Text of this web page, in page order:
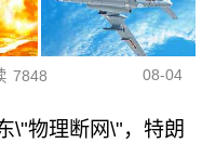
7848 08-04
\"物理断网\"，特朗